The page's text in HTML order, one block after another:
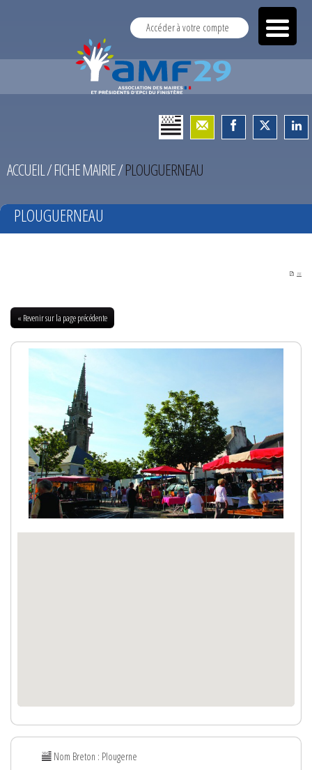
Accéder à votre compte
ACCUEIL/FICHE MAIRIE/PLOUGUERNEAU
PLOUGUERNEAU
PDF
« Revenir sur la page précédente
Nom Breton : Plougerne